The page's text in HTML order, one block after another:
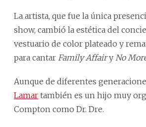
La artista, que fue la única
show, cambió la estética del
vestuario de color plateado y
para cantar Family Affairy No
Aunque de diferentes
Lamar también es un hijo muy
Compton como Dr. Dre.